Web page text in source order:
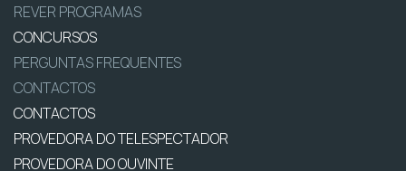
REVER PROGRAMAS
CONCURSOS
PERGUNTAS FREQUENTES
CONTACTOS
CONTACTOS
PROVEDORA DO TELESPECTADOR
PROVEDORA DO OUVINTE